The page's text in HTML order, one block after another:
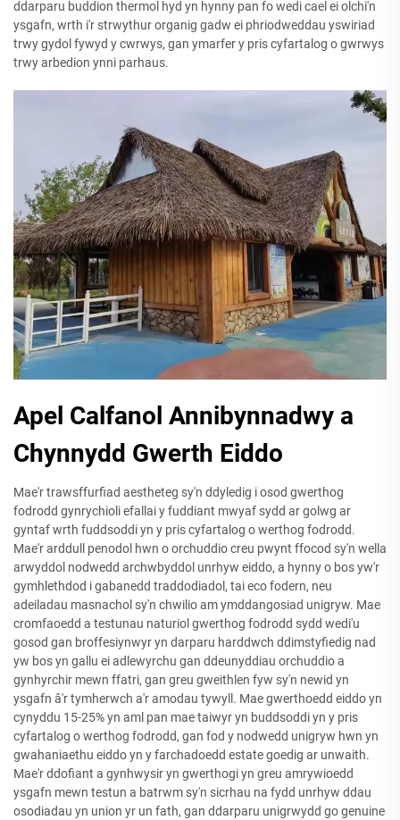
ddarparu buddion thermol hyd yn hynny pan fo wedi cael ei olchi'n
ysgafn, wrth i'r strwythur organig gadw ei phriodweddau yswiriad
trwy gydol fywyd y cwrwys, gan ymarfer y pris cyfartalog o gwrwys
trwy arbedion ynni parhaus.
Apel Calfanol Annibynnadwy a
Chynnydd Gwerth Eiddo
Mae'r trawsffurfiad aestheteg sy'n ddyledig i osod gwerthog
fodrodd gynrychioli efallai y fuddiant mwyaf sydd ar golwg ar
gyntaf wrth fuddsoddi yn y pris cyfartalog o werthog fodrodd.
Mae'r arddull penodol hwn o orchuddio creu pwynt ffocod sy'n wella
arwyddol nodwedd archwbyddol unrhyw eiddo, a hynny o bos yw'r
gymhlethdod i gabanedd traddodiadol, tai eco fodern, neu
adeiladau masnachol sy'n chwilio am ymddangosiad unigryw. Mae
cromfaoedd a testunau naturiol gwerthog fodrodd sydd wedi'u
gosod gan broffesiynwyr yn darparu harddwch ddimstyfiedig nad
yw bos yn gallu ei adlewyrchu gan ddeunyddiau orchuddio a
gynhyrchir mewn ffatri, gan greu gweithlen fyw sy'n newid yn
ysgafn â'r tymherwch a'r amodau tywyll. Mae gwerthoedd eiddo yn
cynyddu 15-25% yn aml pan mae taiwyr yn buddsoddi yn y pris
cyfartalog o werthog fodrodd, gan fod y nodwedd unigryw hwn yn
gwahaniaethu eiddo yn y farchadoedd estate goedig ar unwaith.
Mae'r ddofiant a gynhwysir yn gwerthogi yn greu amrywioedd
ysgafn mewn testun a batrwm sy'n sicrhau na fydd unrhyw ddau
osodiadau yn union yr un fath, gan ddarparu unigrwydd go genuine